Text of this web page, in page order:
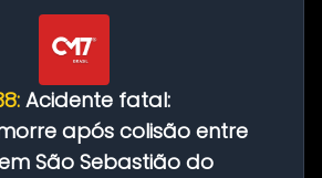
Acidente fatal:
após colisão entre
São Sebastião do